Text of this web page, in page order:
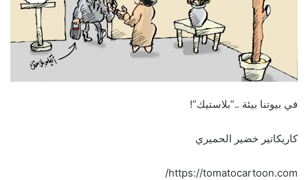
في بيوتنا بيئة ..”بلاستيك”!
كاريكاتير خضير الحميري
https://tomatocartoon.com/